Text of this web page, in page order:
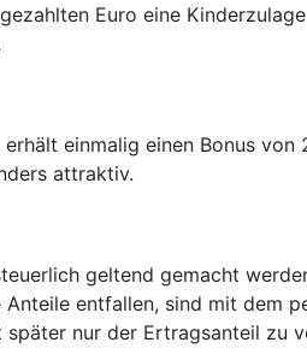
Euro eine
einmalig einen Bonus
attraktiv.
geltend gemacht
entfallen, sind mit dem
nur der Ertragsanteil zu